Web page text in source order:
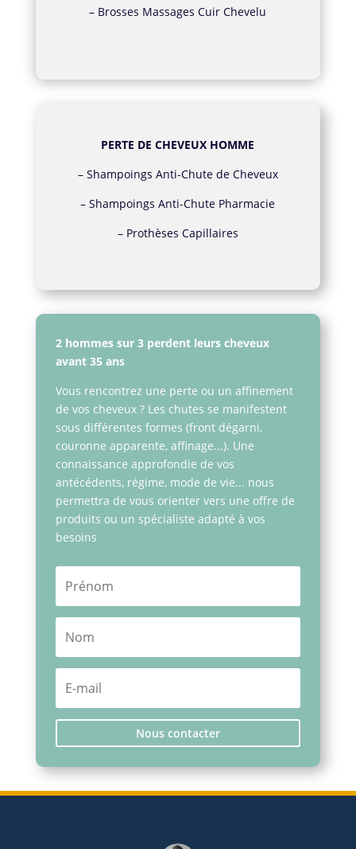
– Brosses Massages Cuir Chevelu
PERTE DE CHEVEUX HOMME
– Shampoings Anti-Chute de Cheveux
–Shampoings Anti-Chute Pharmacie
– Prothèses Capillaires
2 hommes sur 3 perdent leurs cheveux
avant 35 ans
Vous rencontrez une perte ou un affinement
de vos cheveux ? Les chutes se manifestent
sous différentes formes (front dégarni,
couronne apparente, affinage...). Une
connaissance approfondie de vos
antécédents, régime, mode de vie... nous
permettra de vous orienter vers une offre de
produits ou un spécialiste adapté à vos
besoins
Nous contacter